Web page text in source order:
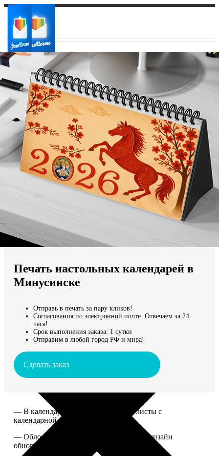
Ваш город:
Ваш регион доставки
Выберите из списка:
Мы доставляем по всему миру
Продолжить без города
Печать настольных календарей в
Минусинске
Отправь в печать за пару кликов!
Согласования по электронной почте. Отвечаем за 24
часа!
Срок выполнения заказа: 1 сутки
Отправим в любой город РФ и мира!
Сделать заказ
— В календаре 13 листов: обложка+листы с
календарной сеткой.
— Обложка для календаря стандартная, дизайн
обновляем каждый год.